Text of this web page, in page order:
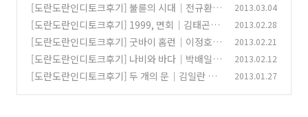
[도란도란인디토크후기] 불륜의 시대│전규환
(with 배우 윤동환) (0)
2013.03.04
[도란도란인디토크후기] 1999, 면회│김태곤
(with 배우 안재홍 김창환 심희섭) (0)
2013.02.28
[도란도란인디토크후기] 굿바이 홈런│이정호
(with 김민우 코치, 정지민 주장)
(0)
2013.02.21
[도란도란인디토크후기] 나비와 바다│박배일
(with 이송희일)
(0)
2013.02.12
[도란도란인디토크후기] 두 개의 문│김일란 홍
2013.01.27